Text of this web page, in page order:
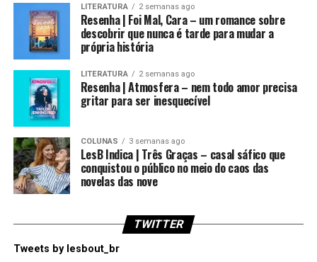
LITERATURA 2 semanas ago
Resenha | Foi Mal, Cara – um romance sobre
descobrir que nunca é tarde para mudar a
própria história
LITERATURA 2 semanas ago
Resenha | Atmosfera – nem todo amor precisa
gritar para ser inesquecível
COLUNAS 3 semanas ago
LesB Indica | Três Graças – casal sáfico que
conquistou o público no meio do caos das
novelas das nove
TWITTER
Tweets by lesbout_br